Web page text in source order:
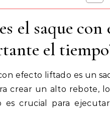
el saque
el
efecto liftado es un
crear un alto rebote,
es crucial para